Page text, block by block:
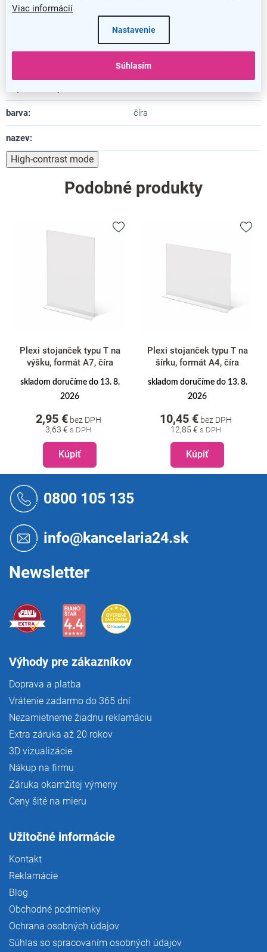
Viac informácií
Nastavenie
Súhlasím
Šírka:
plast
barva: číra
nazev:
High-contrast mode
Podobné produkty
Plexi stojanček typu T na
výšku, formát A7, číra
skladom doručíme do 13. 8.
2026
3,63 €
2,95 €bez DPH
Kúpiť
Plexi stojanček typu T na
šírku, formát A4, číra
skladom doručíme do 13. 8.
2026
12,85 €
10,45 € bez DPH
Kúpiť
0800 105 135
info@kancelaria24.sk
Newsletter
Výhody pre zákazníkov
Doprava a platba
Vrátenie zadarmo do 365 dní
Nezamietneme žiadnu reklamáciu
Extra záruka až 20 rokov
3D vizualizácie
Nákup na firmu
Záruka okamžitej výmeny
Ceny šité na mieru
Užitočné informácie
Kontakt
Reklamácie
Blog
Obchodné podmienky
Ochrana osobných údajov
Súhlas so spracovaním osobných údajov